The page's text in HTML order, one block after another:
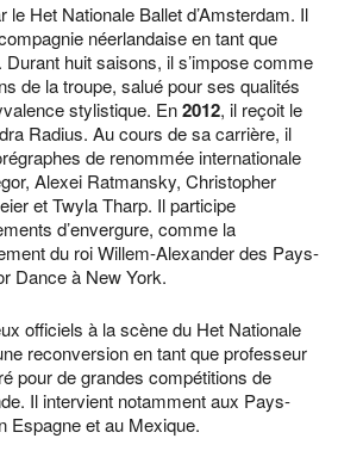
le Het Nationale Ballet d’Amsterdam. Il
néerlandaise en tant que
. Durant huit saisons, il s’impose comme
de la troupe, salué pour ses qualités
stylistique. En2012, il reçoit le
Radius. Au cours de sa carrière, il
de renommée internationale
Alexei Ratmansky, Christopher
et Twyla Tharp. Il participe
d’envergure, comme la
du roi Willem-Alexander des Pays-
Dance à New York.
officiels à la scène du Het Nationale
reconversion en tant que professeur
pour de grandes compétitions de
Il intervient notamment aux Pays-
Espagne et au Mexique.